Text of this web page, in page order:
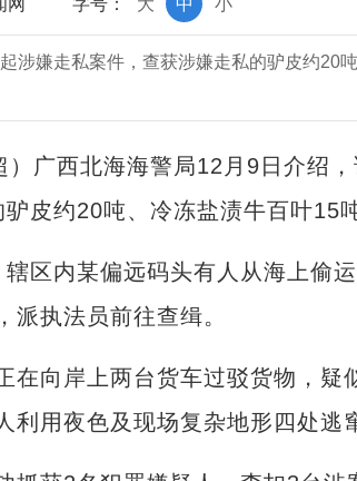
字号： 小
中
大
涉嫌走私案件，查获涉嫌走私的驴皮约20
广西北海海警局12月9日介绍，
皮约20吨、冷冻盐渍牛百叶15吨
区内某偏远码头有人从海上偷
执法员前往查缉。
向岸上两台货车过驳货物，疑
用夜色及现场复杂地形四处逃